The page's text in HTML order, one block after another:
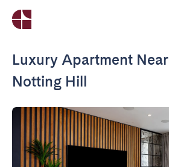
Luxury Apartment Near
Notting Hill